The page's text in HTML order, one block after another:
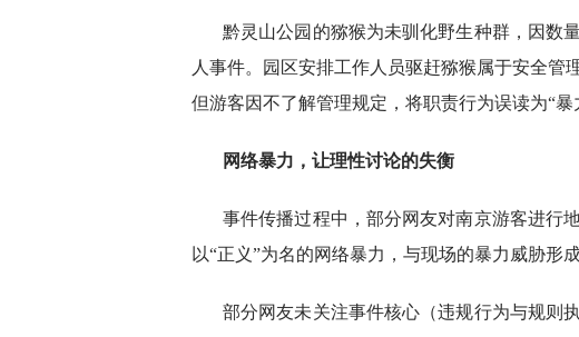
黔灵山公园的猕猴为未驯化野生种群，因数
人事件。园区安排工作人员驱赶猕猴属于安全管
但游客因不了解管理规定，将职责行为误读为“暴
网络暴力，让理性讨论的失衡
事件传播过程中，部分网友对南京游客进行
以“正义”为名的网络暴力，与现场的暴力威胁形
部分网友未关注事件核心（违规行为与规则